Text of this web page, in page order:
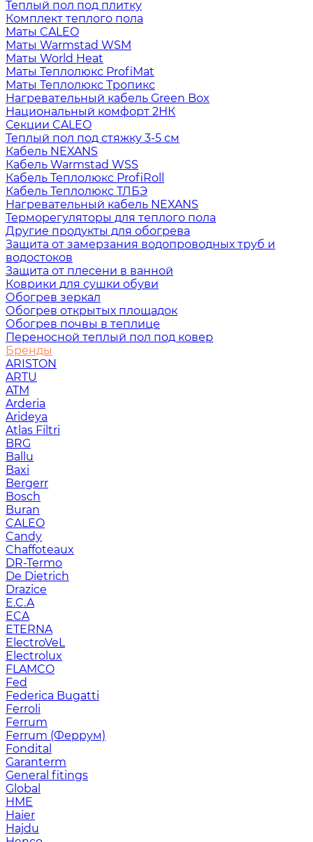
Теплый пол под плитку
Комплект теплого пола
Маты CALEO
Маты Warmstad WSM
Маты World Heat
Маты Теплолюкс ProfiMat
Маты Теплолюкс Тропикс
Нагревательный кабель Green Box
Национальный комфорт 2НК
Секции CALEO
Теплый пол под стяжку 3-5 см
Кабель NEXANS
Кабель Warmstad WSS
Кабель Теплолюкс ProfiRoll
Кабель Теплолюкс ТЛБЭ
Нагревательный кабель NEXANS
Терморегуляторы для теплого пола
Другие продукты для обогрева
Защита от замерзания водопроводных труб и
водостоков
Защита от плесени в ванной
Коврики для сушки обуви
Обогрев зеркал
Обогрев открытых площадок
Обогрев почвы в теплице
Переносной теплый пол под ковер
Бренды
ARISTON
ARTU
ATM
Arderia
Arideya
Atlas Filtri
BRG
Ballu
Baxi
Bergerr
Bosch
Buran
CALEO
Candy
Chaffoteaux
DR-Termo
De Dietrich
Drazice
E.C.A
ECA
ETERNA
ElectroVeL
Electrolux
FLAMCO
Fed
Federica Bugatti
Ferroli
Ferrum
Ferrum (Феррум)
Fondital
Garanterm
General fitings
Global
HME
Haier
Hajdu